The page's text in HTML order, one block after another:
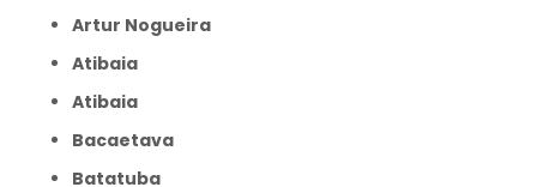
Artur Nogueira
Atibaia
Atibaia
Bacaetava
Batatuba